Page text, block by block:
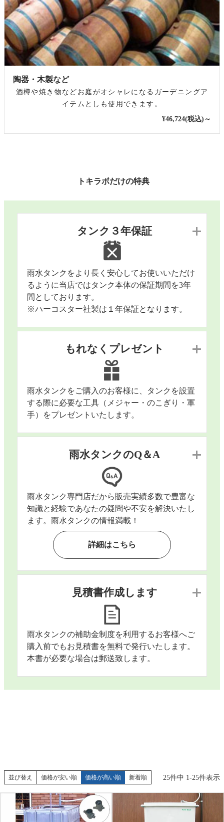
陶器・木製など
酒樽や焼き物などお庭がオシャレになるガーデニングア
イテムとしも使用できます。
¥46,724(税込)～
トキラボだけの特典
タンク３年保証
雨水タンクをより長く安心してお使いいただけ
るように当店ではタンク本体の保証期間を3年
間としております。
※ハーコスター社製は１年保証となります。
もれなくプレゼント
雨水タンクをご購入のお客様に、タンクを設置
する際に必要な工具（メジャー・のこぎり・軍
手）をプレゼントいたします。
雨水タンクのQ＆A
雨水タンク専門店だから販売実績多数で豊富な
知識と経験であなたの疑問や不安を解決いたし
ます。雨水タンクの情報満載！
詳細はこちら
見積書作成します
雨水タンクの補助金制度を利用するお客様へご
購入前でもお見積書を無料で発行いたします。
本書が必要な場合は郵送致します。
並び替え 価格が安い順 価格が高い順 新着順 25件中 1 -25件表示